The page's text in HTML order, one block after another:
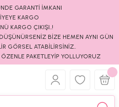
GARANTİ İMKANI
KARGO
KARGO ÇIKIŞI..!
BİZE HEMEN AYNI GÜN
GÖRSEL ATABİLİRSİNİZ..
PAKETLEYİP YOLLUYORUZ